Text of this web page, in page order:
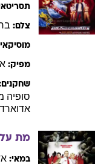
צלם:
מפיק:
סופיה
מת
במאי: